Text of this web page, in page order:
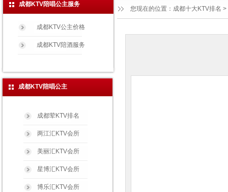
您现在的位置： 成都十大KTV排名 >
成都KTV陪唱公主服务
成都KTV公主价格
成都KTV陪酒服务
成都KTV陪唱公主
成都荤KTV排名
两江汇KTV会所
美丽汇KTV会所
星博汇KTV会所
博乐汇KTV会所